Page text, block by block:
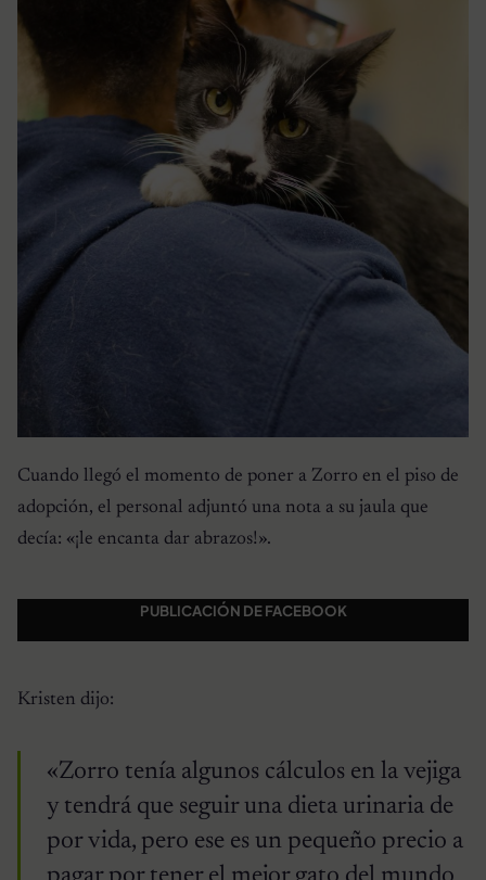
Cuando llegó el momento de poner a Zorro en el piso de
adopción, el personal adjuntó una nota a su jaula que
decía: «¡le encanta dar abrazos!».
PUBLICACIÓN DE FACEBOOK
Kristen dijo:
«Zorro tenía algunos cálculos en la vejiga
y tendrá que seguir una dieta urinaria de
por vida, pero ese es un pequeño precio a